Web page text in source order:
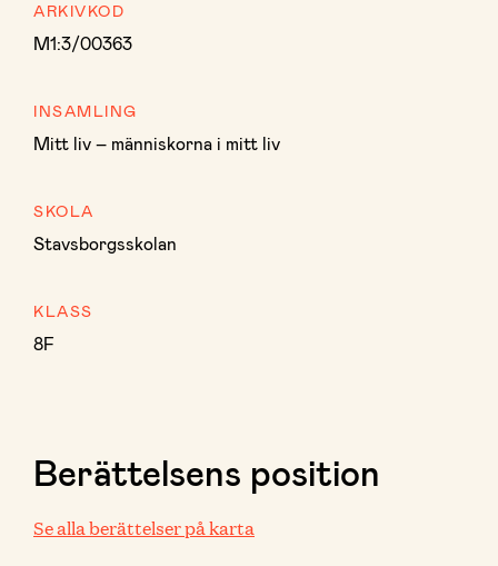
ARKIVKOD
M1:3/00363
INSAMLING
Mitt liv – människorna i mitt liv
SKOLA
Stavsborgsskolan
KLASS
8F
Berättelsens position
Se alla berättelser på karta